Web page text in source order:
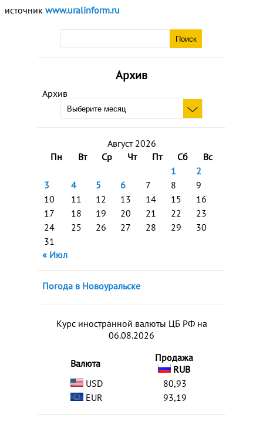
Архив
Архив
Август 2026
Пн
Вт Ср Чт Пт Сб
Вс
1
2
3
4 5 6 7 8
9
10
11 12 13 14 15
16
17
18 19 20 21 22
23
24
25 26 27 28 29
30
31
« Июл
Погода в Новоуральске
Курс иностранной валюты ЦБ РФ на
06.08.2026
Валюта
Продажа
RUB
USD
80,93
EUR
93,19
источник www.uralinform.ru